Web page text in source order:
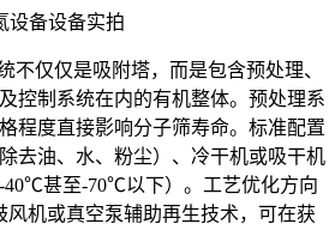
设备设备实拍
不仅仅是吸附塔，而是包含预处理、
控制系统在内的有机整体。预处理系
程度直接影响分子筛寿命。标准配置
去油、水、粉尘）、冷干机或吸干机
-40℃甚至-70℃以下）。工艺优化方向
风机或真空泵辅助再生技术，可在获